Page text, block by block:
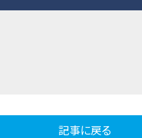
記事に戻る